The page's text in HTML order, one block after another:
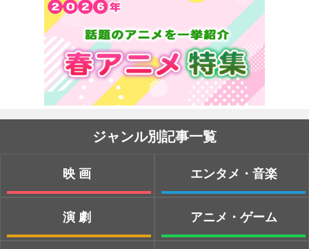
ジャンル別記事一覧
映画
演劇
エンタメ・音楽
アニメ・ゲーム